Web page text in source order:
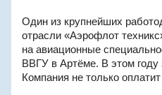
Один из крупнейших
отрасли «Аэрофлот
на авиационные
ВВГУ в Артёме. В этом году
Компания не только